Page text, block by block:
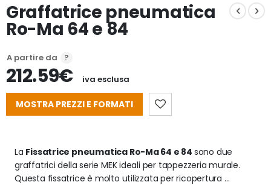
di
immagini
Graffatrice pneumatica
Ro-Ma 64 e 84
A partire da
212.59€ iva esclusa
MOSTRA PREZZI E FORMATI
La Fissatrice pneumatica Ro-Ma 64 e 84 sono due
graffatrici della serie MEK ideali per tappezzeria murale.
Questa fissatrice è molto utilizzata per ricopertura